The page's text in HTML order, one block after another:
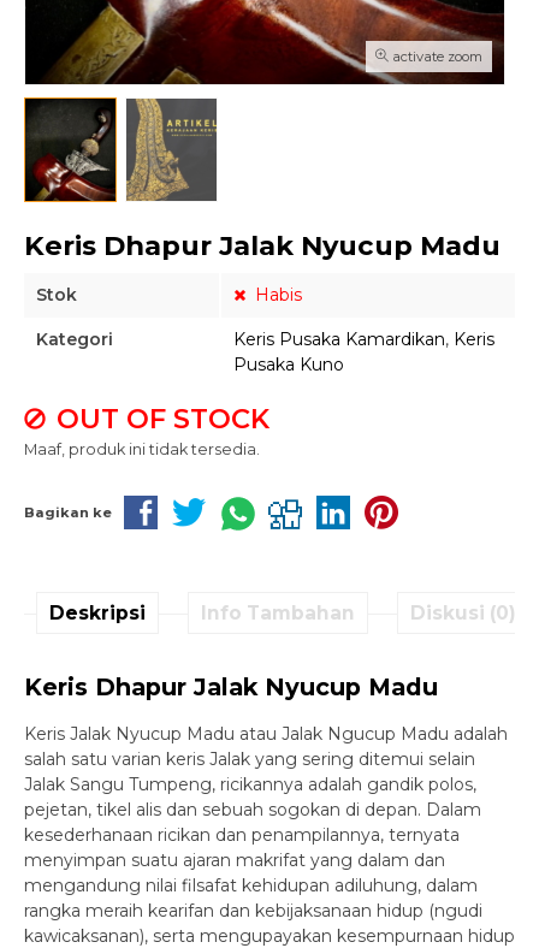
activate zoom
Keris Dhapur Jalak Nyucup Madu
Stok Habis
Kategori Keris Pusaka Kamardikan, Keris
Pusaka Kuno
OUT OF STOCK
Maaf, produk ini tidak tersedia.
Bagikan ke
Deskripsi Info Tambahan Diskusi (0)
Keris Dhapur Jalak Nyucup Madu
Keris Jalak Nyucup Madu atau Jalak Ngucup Madu adalah
salah satu varian keris Jalak yang sering ditemui selain
Jalak Sangu Tumpeng, ricikannya adalah gandik polos,
pejetan, tikel alis dan sebuah sogokan di depan. Dalam
kesederhanaan ricikan dan penampilannya, ternyata
menyimpan suatu ajaran makrifat yang dalam dan
mengandung nilai filsafat kehidupan adiluhung, dalam
rangka meraih kearifan dan kebijaksanaan hidup (ngudi
kawicaksanan), serta mengupayakan kesempurnaan hidup